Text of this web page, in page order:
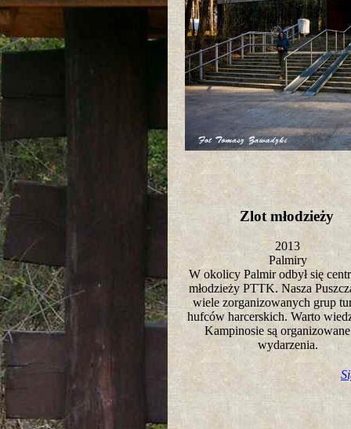
Zlot młodzieży
2013
Palmiry
W okolicy Palmir odbył się
młodzieży PTTK. Nasza
wiele zorganizowanych grup
hufców harcerskich. Warto
Kampinosie są
wydarzenia.